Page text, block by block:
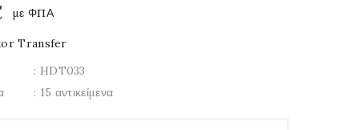
με ΦΠΑ
Transfer
: HDT033
: 15 αντικείμενα